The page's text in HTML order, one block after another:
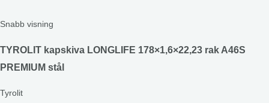
Snabb visning
TYROLIT kapskiva LONGLIFE 178×1,6×22,23 rak A46S
PREMIUM stål
Tyrolit